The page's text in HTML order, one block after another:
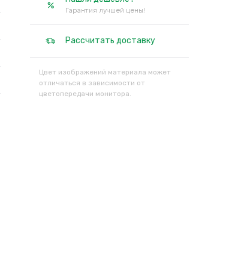
Гарантия лучшей цены!
Рассчитать доставку
Цвет изображений материала может
отличаться в зависимости от
цветопередачи монитора.